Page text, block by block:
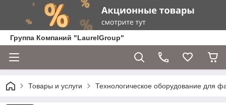
Группа Компаний "LaurelGroup"
Товары и услуги Технологическое оборудование для